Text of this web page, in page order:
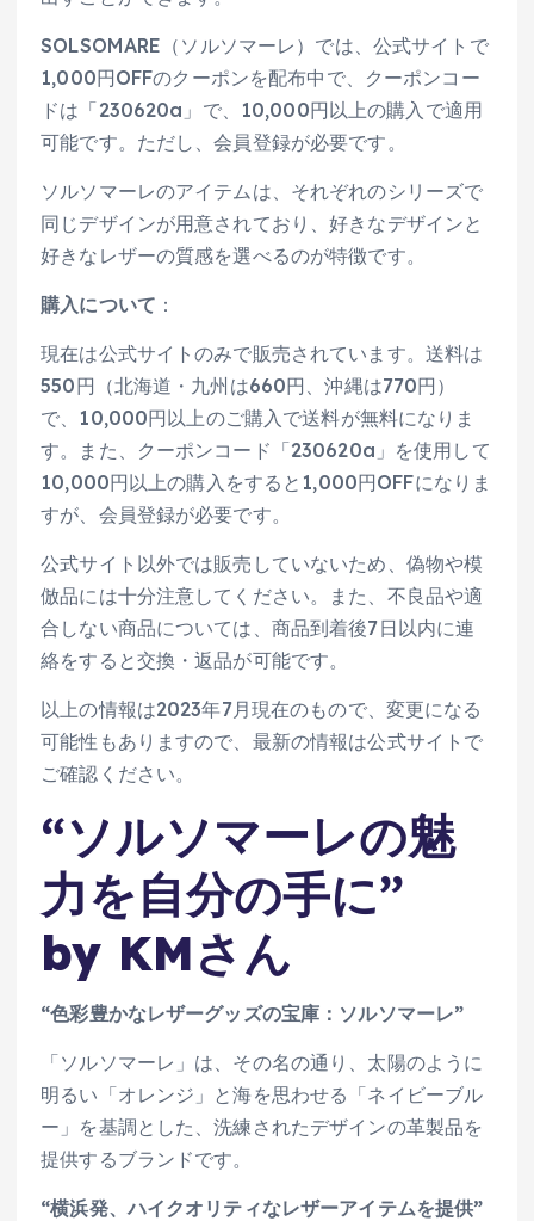
SOLSOMARE（ソルソマーレ）では、公式サイトで
1,000円OFFのクーポンを配布中で、クーポンコー
ドは「230620a」で、10,000円以上の購入で適用
可能です。ただし、会員登録が必要です。
ソルソマーレのアイテムは、それぞれのシリーズで
同じデザインが用意されており、好きなデザインと
好きなレザーの質感を選べるのが特徴です。
購入について ：
現在は公式サイトのみで販売されています。送料は
550円（北海道・九州は660円、沖縄は770円）
で、10,000円以上のご購入で送料が無料になりま
す。また、クーポンコード「230620a」を使用して
10,000円以上の購入をすると1,000円OFFになりま
すが、会員登録が必要です。
公式サイト以外では販売していないため、偽物や模
倣品には十分注意してください。また、不良品や適
合しない商品については、商品到着後7日以内に連
絡をすると交換・返品が可能です。
以上の情報は2023年7月現在のもので、変更になる
可能性もありますので、最新の情報は公式サイトで
ご確認ください。
“ソルソマーレの魅
力を自分の手に”
by KMさん
“色彩豊かなレザーグッズの宝庫：ソルソマーレ”
「ソルソマーレ」は、その名の通り、太陽のように
明るい「オレンジ」と海を思わせる「ネイビーブル
ー」を基調とした、洗練されたデザインの革製品を
提供するブランドです。
“横浜発、ハイクオリティなレザーアイテムを提供”